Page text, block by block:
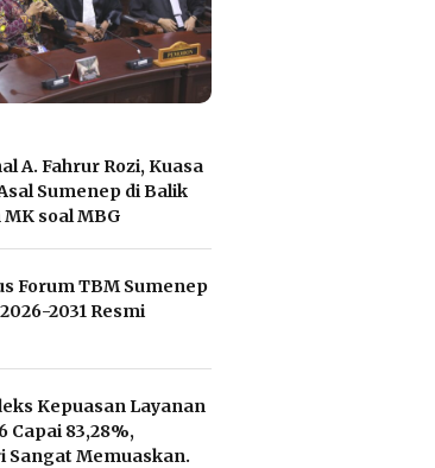
A. Fahrur Rozi, Kuasa
Sumenep di Balik
soal MBG
Forum TBM Sumenep
2031 Resmi
Kepuasan Layanan
Capai 83,28%,
Sangat Memuaskan.